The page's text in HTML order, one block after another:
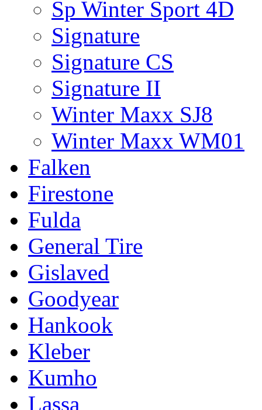
Sp Winter Sport 4D
Signature
Signature CS
Signature II
Winter Maxx SJ8
Winter Maxx WM01
Falken
Firestone
Fulda
General Tire
Gislaved
Goodyear
Hankook
Kleber
Kumho
Lassa